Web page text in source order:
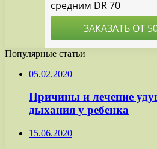
Популярные статьи
05.02.2020
Причины и лечение
дыхания у ребенка
15.06.2020